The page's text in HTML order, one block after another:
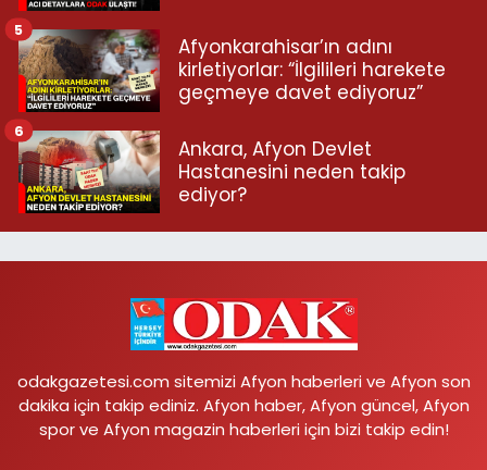
Afyonkarahisar’ın adını
kirletiyorlar: “İlgilileri harekete
geçmeye davet ediyoruz”
5
Ankara, Afyon Devlet
Hastanesini neden takip
ediyor?
6
odakgazetesi.com sitemizi Afyon haberleri ve Afyon son
dakika için takip ediniz. Afyon haber, Afyon güncel, Afyon
spor ve Afyon magazin haberleri için bizi takip edin!